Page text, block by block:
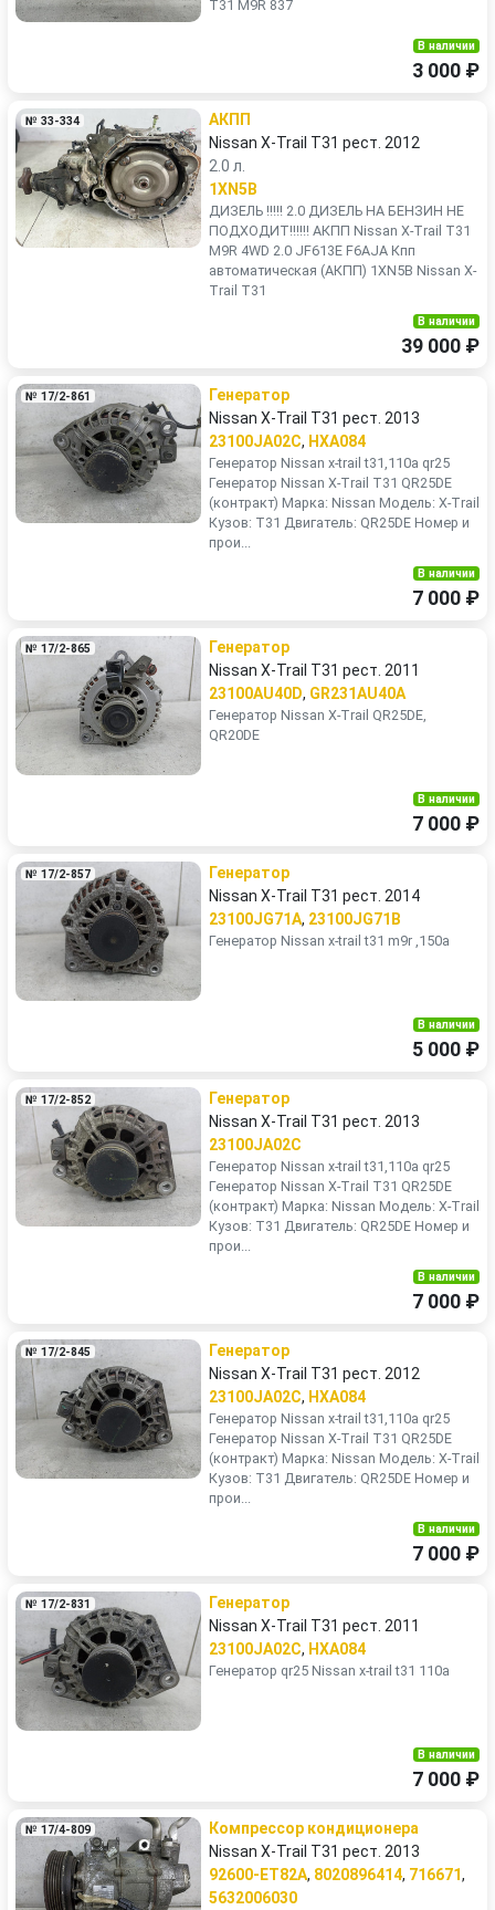
T31 M9R 837
В наличии
3 000 ₽
№ 33-334
АКПП
Nissan X-Trail T31 рест. 2012
2.0 л.
1XN5B
ДИЗЕЛЬ !!!!! 2.0 ДИЗЕЛЬ НА БЕНЗИН НЕ
ПОДХОДИТ!!!!!! АКПП Nissan X-Trail T31
M9R 4WD 2.0 JF613E F6AJA Кпп
автоматическая (АКПП) 1XN5B Nissan X-
Trail T31
В наличии
39 000 ₽
№ 17/2-861
Генератор
Nissan X-Trail T31 рест. 2013
23100JA02C, HXA084
Генератор Nissan x-trail t31,110a qr25
Генератор Nissan X-Trail T31 QR25DE
(контракт) Марка: Nissan Модель: X-Trail
Кузов: T31 Двигатель: QR25DE Номер и
прои...
В наличии
7 000 ₽
№ 17/2-865
Генератор
Nissan X-Trail T31 рест. 2011
23100AU40D, GR231AU40A
Генератор Nissan X-Trail QR25DE,
QR20DE
В наличии
7 000 ₽
№ 17/2-857
Генератор
Nissan X-Trail T31 рест. 2014
23100JG71A, 23100JG71B
Генератор Nissan x-trail t31 m9r ,150a
В наличии
5 000 ₽
№ 17/2-852
Генератор
Nissan X-Trail T31 рест. 2013
23100JA02C
Генератор Nissan x-trail t31,110a qr25
Генератор Nissan X-Trail T31 QR25DE
(контракт) Марка: Nissan Модель: X-Trail
Кузов: T31 Двигатель: QR25DE Номер и
прои...
В наличии
7 000 ₽
№ 17/2-845
Генератор
Nissan X-Trail T31 рест. 2012
23100JA02C, HXA084
Генератор Nissan x-trail t31,110a qr25
Генератор Nissan X-Trail T31 QR25DE
(контракт) Марка: Nissan Модель: X-Trail
Кузов: T31 Двигатель: QR25DE Номер и
прои...
В наличии
7 000 ₽
№ 17/2-831
Генератор
Nissan X-Trail T31 рест. 2011
23100JA02C, HXA084
Генератор qr25 Nissan x-trail t31 110a
В наличии
7 000 ₽
№ 17/4-809
Компрессор кондиционера
Nissan X-Trail T31 рест. 2013
92600-ET82A, 8020896414, 716671,
5632006030